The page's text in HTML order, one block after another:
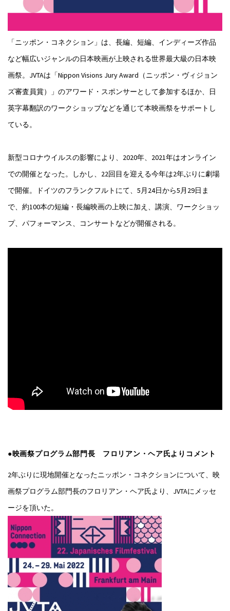
「ニッポン・コネクション」は、長編、短編、インディーズ作品
など幅広いジャンルの日本映画が上映される世界最大級の日本映
画祭。JVTAは「Nippon Visions Jury Award（ニッポン・ヴィジョン
ズ審査員賞）」のアワード・スポンサーとして参加するほか、日
英字幕翻訳のワークショップなどを通じて本映画祭をサポートし
ている。
新型コロナウイルスの影響により、2020年、2021年はオンライン
での開催となった。しかし、22回目を迎える今年は2年ぶりに劇場
で開催。ドイツのフランクフルトにて、5月24日から5月29日ま
で、約100本の短編・長編映画の上映に加え、講演、ワークショッ
プ、パフォーマンス、コンサートなどが開催される。
●映画祭プログラム部門長 フロリアン・ヘア氏よりコメント
2年ぶりに現地開催となったニッポン・コネクションについて、映
画祭プログラム部門長のフロリアン・ヘア氏より、JVTAにメッセ
ージを頂いた。